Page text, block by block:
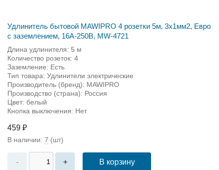
Удлинитель бытовой MAWIPRO 4 розетки 5м, 3х1мм2, Евро
с заземлением, 16А-250В, MW-4721
Длина удлинителя: 5 м
Количество розеток: 4
Заземление: Есть
Тип товара: Удлинители электрические
Производитель (бренд): MAWIPRO
Производство (страна): Россия
Цвет: белый
Кнопка выключения: Нет
459 ₽
В наличии: 7 (шт)
- + В корзину